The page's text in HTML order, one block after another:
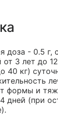
доза - 0.5 г,
от 3 лет до
40 кг)
формы и
дней (при